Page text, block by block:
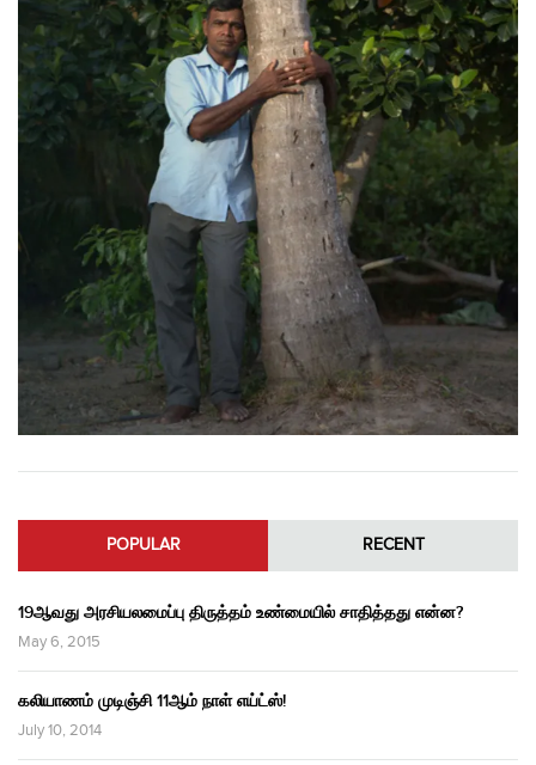
POPULAR RECENT
19ஆவது அரசியலமைப்பு திருத்தம் உண்மையில் சாதித்தது என்ன?
May 6, 2015
கலியாணம் முடிஞ்சி 11ஆம் நாள் எய்ட்ஸ்!
July 10, 2014